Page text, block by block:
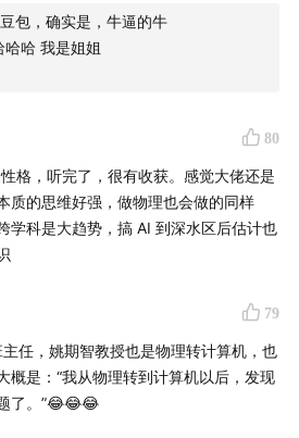
不太需要脑子——真的不太需要脑
的特质，就是靠谱，就是做事细，
己的观点而惹到什么人。只要你
是说随便喷人，你是有一套自己的
领域做的怎样，是有客观评价标准
你的。”
有机会在那个时候加入了一个重要
”
包，确实是，牛逼的牛
哈哈 我是姐姐
80
格，听完了，很有收获。感觉大佬还是
质的思维好强，做物理也会做的同样
学科是大趋势，搞 AI 到深水区后估计也
79
任，姚期智教授也是物理转计算机，也
概是：“我从物理转到计算机以后，发现
了。”😂😂😂